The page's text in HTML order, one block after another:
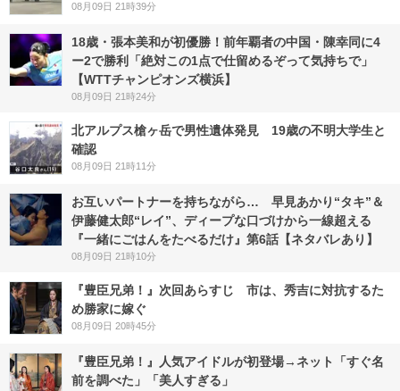
08月09日 21時39分
18歳・張本美和が初優勝！前年覇者の中国・陳幸同に4
ー2で勝利「絶対この1点で仕留めるぞって気持ちで」
【WTTチャンピオンズ横浜】
08月09日 21時24分
北アルプス槍ヶ岳で男性遺体発見 19歳の不明大学生と
確認
08月09日 21時11分
お互いパートナーを持ちながら… 早見あかり“タキ”＆
伊藤健太郎“レイ”、ディープな口づけから一線超える
『一緒にごはんをたべるだけ』第6話【ネタバレあり】
08月09日 21時10分
『豊臣兄弟！』次回あらすじ 市は、秀吉に対抗するた
め勝家に嫁ぐ
08月09日 20時45分
『豊臣兄弟！』人気アイドルが初登場→ネット「すぐ名
前を調べた」「美人すぎる」